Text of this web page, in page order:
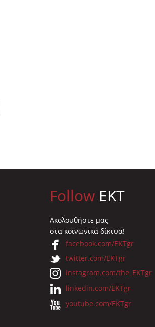
Follow EKT
Ακολουθήστε μας
στα κοινωνικά δίκτυα!
facebook.com/EKTgr
twitter.com/EKTgr
instagram.com/the_EKTgr
linkedin.com/EKTgr
youtube.com/EKTgr